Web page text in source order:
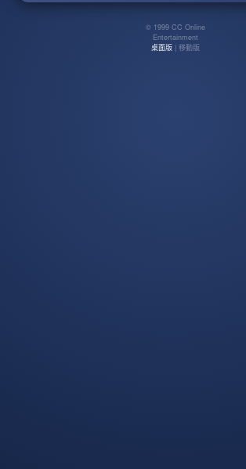
© 1999 CC Online
Entertainment
桌面版 | 移動版